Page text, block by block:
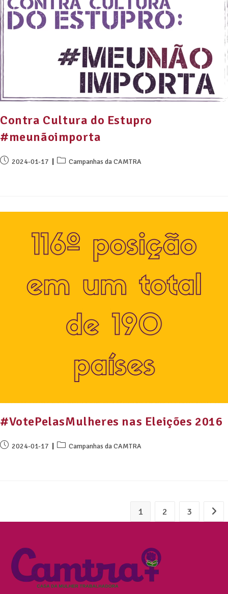
Contra Cultura do Estupro
#meunãoimporta
2024-01-17 Campanhas da CAMTRA
#VotePelasMulheres nas Eleições 2016
2024-01-17 Campanhas da CAMTRA
1 2 3